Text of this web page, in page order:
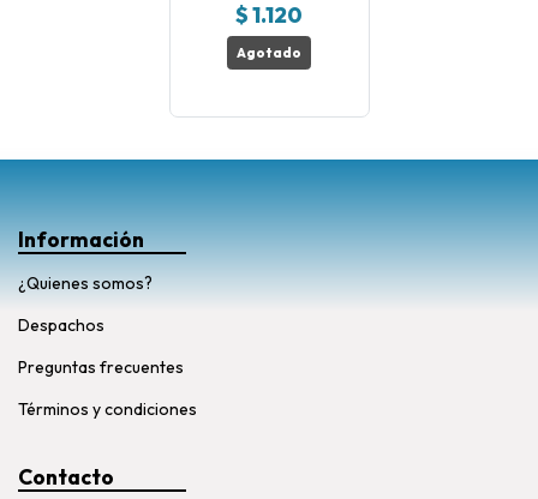
$ 1.120
Agotado
Información
¿Quienes somos?
Despachos
Preguntas frecuentes
Términos y condiciones
Contacto